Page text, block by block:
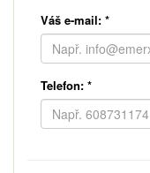
Váš e-mail: *
Telefon: *